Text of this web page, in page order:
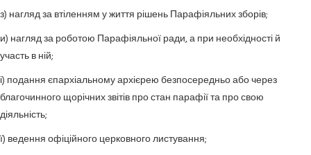
з) нагляд за втіленням у життя рішень Парафіяльних зборів;
и) нагляд за роботою Парафіяльної ради, а при необхідності й
участь в ній;
і) подання єпархіальному архієрею безпосередньо або через
благочинного щорічних звітів про стан парафії та про свою
діяльність;
ї) ведення офіційного церковного листування;